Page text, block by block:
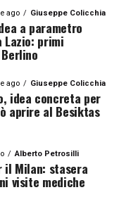
ago Giuseppe Colicchia
a parametro
primi
ago Giuseppe Colicchia
idea concreta per
aprire al Besiktas
Alberto Petrosilli
il Milan: stasera
visite mediche